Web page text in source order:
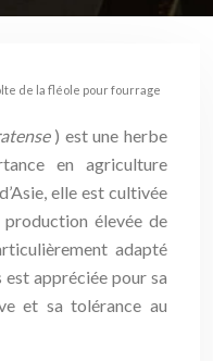
de la fléole pour fourrage
) est une herbe
en agriculture
elle est cultivée
élevée de
adapté
est appréciée pour sa
et sa tolérance au